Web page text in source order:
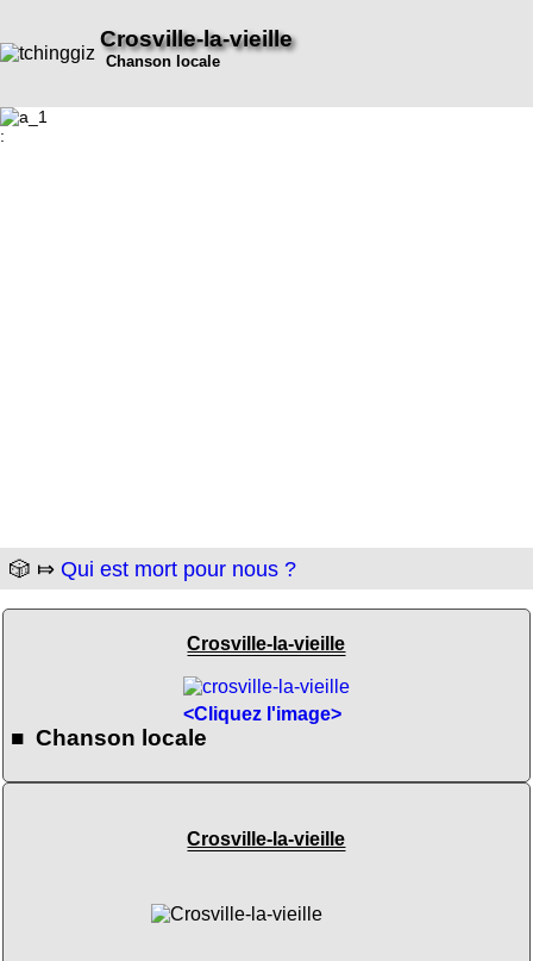
Crosville-la-vieille
Chanson locale
:
🎲 ⤇ Qui est mort pour nous ?
Crosville-la-vieille
<Cliquez l'image>
■ Chanson locale
Crosville-la-vieille